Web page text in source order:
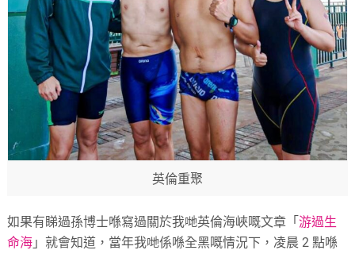
英倫重聚
如果有睇過孫博士喺寫過關於我哋英倫海峽嘅文章「游過生
命海 」就會知道，當年我哋係喺全黑嘅情況下，凌晨 2 點喺